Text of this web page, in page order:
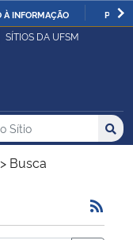
À INFORMAÇÃO
SÍTIOS DA UFSM
no no Sítio
> Busca